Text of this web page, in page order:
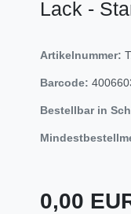
Lack -
Artikelnummer:
Barcode:
Bestellbar in
0,00